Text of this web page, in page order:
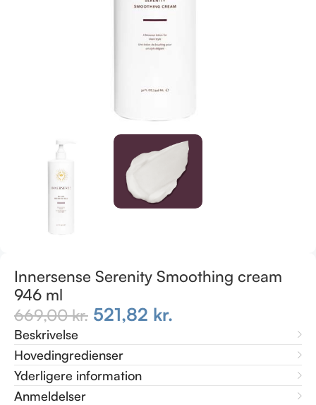
Innersense Serenity Smoothing cream
946 ml
669,00kr. 521,82 kr.
Beskrivelse
Hovedingredienser
Yderligere information
Anmeldelser